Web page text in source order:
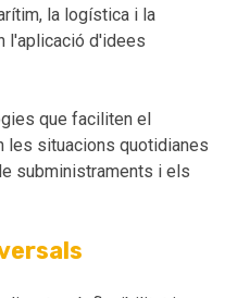
la logística i la
l'aplicació d'idees
que faciliten el
les situacions quotidianes
subministraments i els